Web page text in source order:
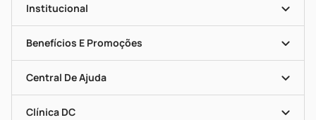
Institucional
História
Nossas Lojas
Seja Uma Loja Parceira
Mapa De Categorias
Benefícios E Promoções
Clube DC
Convênios
Programa Popular Do Brasil
Encarte De Ofertas
Dermaclub
Central De Ajuda
Entrega
Recompra Programada
Clínica DC